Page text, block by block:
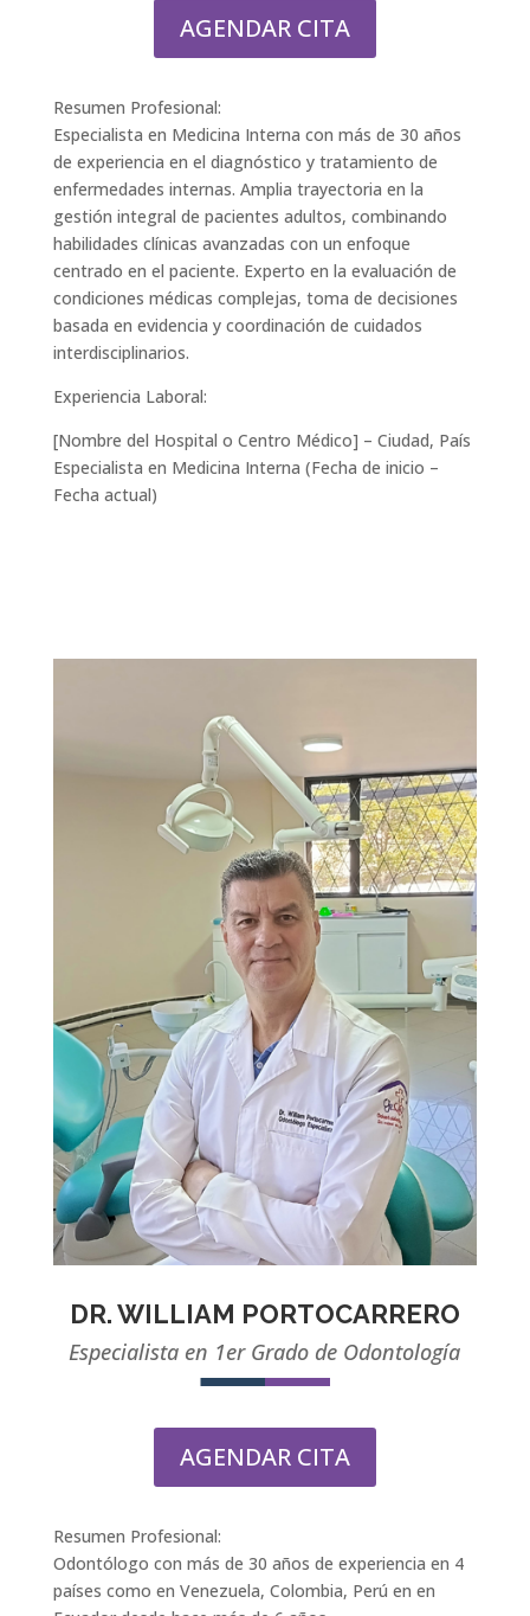
AGENDAR CITA
Resumen Profesional:
Especialista en Medicina Interna con más de 30 años
de experiencia en el diagnóstico y tratamiento de
enfermedades internas. Amplia trayectoria en la
gestión integral de pacientes adultos, combinando
habilidades clínicas avanzadas con un enfoque
centrado en el paciente. Experto en la evaluación de
condiciones médicas complejas, toma de decisiones
basada en evidencia y coordinación de cuidados
interdisciplinarios.
Experiencia Laboral:
[Nombre del Hospital o Centro Médico] – Ciudad, País
Especialista en Medicina Interna (Fecha de inicio –
Fecha actual)
DR. WILLIAM PORTOCARRERO
Especialista en 1er Grado de Odontología
AGENDAR CITA
Resumen Profesional:
Odontólogo con más de 30 años de experiencia en 4
países como en Venezuela, Colombia, Perú en en